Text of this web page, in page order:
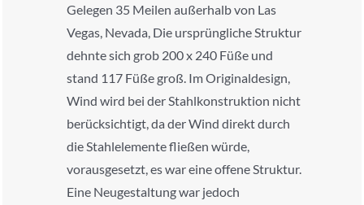
Gelegen 35 Meilen außerhalb von Las
Vegas, Nevada, Die ursprüngliche Struktur
dehnte sich grob 200 x 240 Füße und
stand 117 Füße groß. Im Originaldesign,
Wind wird bei der Stahlkonstruktion nicht
berücksichtigt, da der Wind direkt durch
die Stahlelemente fließen würde,
vorausgesetzt, es war eine offene Struktur.
Eine Neugestaltung war jedoch